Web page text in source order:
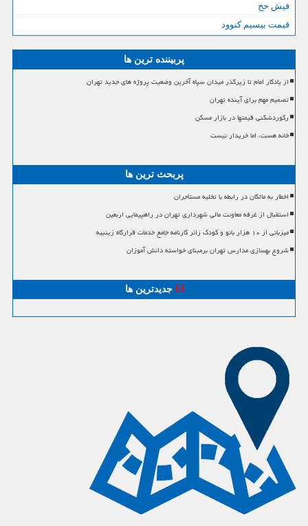
فیش حج
قیمت بیسیم کنوود
پربیننده ترین ها
از یادگار امام تا زیرگذر میدان سپاه آخرین وضعیت پروژه های جدید تهران
تصمیم مهم برای آینده تهران
رکوردشکنی قیمتها در بازار مسکن
خانه هست، اما خریدار نیست
پربحث ترین ها
اخطار به مالکان در رابطه با تخلیه مستأجران
استقبال از غرفه معاونت مالی شهرداری تهران در راهپیمایی اربعین
میزبانی از ۱۰ هزار بانو و کودک زائر کارنامه جامع خدمات قرارگاه زینبیه
شروع بهسازی مدارس تهران برمبنای خواسته دانش آموزان
جدیدترین ها